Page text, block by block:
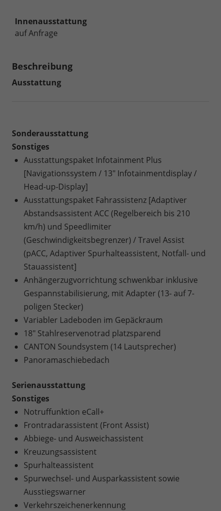
Innenausstattung
auf Anfrage
Beschreibung
Ausstattung
Sonderausstattung
Sonstiges
Ausstattungspaket Infotainment Plus
[Navigationssystem / 13" Infotainmentdisplay /
Head-up-Display]
Ausstattungspaket Fahrassistenz [Adaptiver
Abstandsassistent ACC (Regelbereich bis 210
km/h) und Speedlimiter
(Geschwindigkeitsbegrenzer) / Travel Assist
(pACC, Adaptiver Spurhalteassistent, Notfall- und
Stauassistent]
Anhängerzugvorrichtung schwenkbar inklusive
Gespannstabilisierung, mit Adapter (13- auf 7-
poligen Stecker)
Variabler Ladeboden im Gepäckraum
18" Stahlreservenotrad platzsparend
CANTON Soundsystem (14 Lautsprecher)
Panoramaschiebedach
Serienausstattung
Sonstiges
Notruffunktion eCall+
Frontradarassistent (Front Assist)
Abbiege- und Ausweichassistent
Kreuzungsassistent
Spurhalteassistent
Spurwechsel- und Ausparkassistent sowie
Ausstiegswarner
Verkehrszeichenerkennung